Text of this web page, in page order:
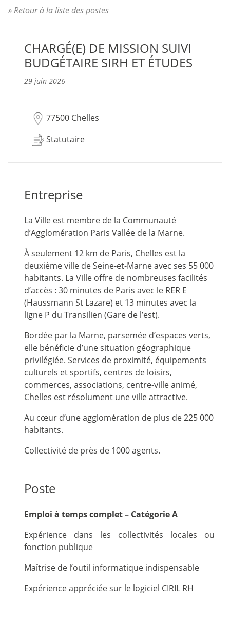
» Retour à la liste des postes
CHARGÉ(E) DE MISSION SUIVI
BUDGÉTAIRE SIRH ET ÉTUDES
29 juin 2026
77500 Chelles
Statutaire
Entreprise
La Ville est membre de la Communauté
d’Agglomération Paris Vallée de la Marne.
À seulement 12 km de Paris, Chelles est la
deuxième ville de Seine-et-Marne avec ses 55 000
habitants. La Ville offre de nombreuses facilités
d’accès : 30 minutes de Paris avec le RER E
(Haussmann St Lazare) et 13 minutes avec la
ligne P du Transilien (Gare de l’est).
Bordée par la Marne, parsemée d’espaces verts,
elle bénéficie d’une situation géographique
privilégiée. Services de proximité, équipements
culturels et sportifs, centres de loisirs,
commerces, associations, centre-ville animé,
Chelles est résolument une ville attractive.
Au cœur d’une agglomération de plus de 225 000
habitants.
Collectivité de près de 1000 agents.
Poste
Emploi à temps complet – Catégorie A
Expérience dans les collectivités locales ou
fonction publique
Maîtrise de l’outil informatique indispensable
Expérience appréciée sur le logiciel CIRIL RH